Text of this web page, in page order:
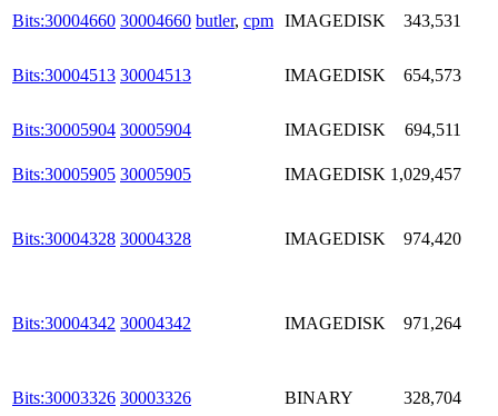
Bits:30004660 30004660 butler, cpm IMAGEDISK 343,531
Bits:30004513 30004513 IMAGEDISK 654,573
Bits:30005904 30005904 IMAGEDISK 694,511
Bits:30005905 30005905 IMAGEDISK 1,029,457
Bits:30004328 30004328 IMAGEDISK 974,420
Bits:30004342 30004342 IMAGEDISK 971,264
Bits:30003326 30003326 BINARY 328,704